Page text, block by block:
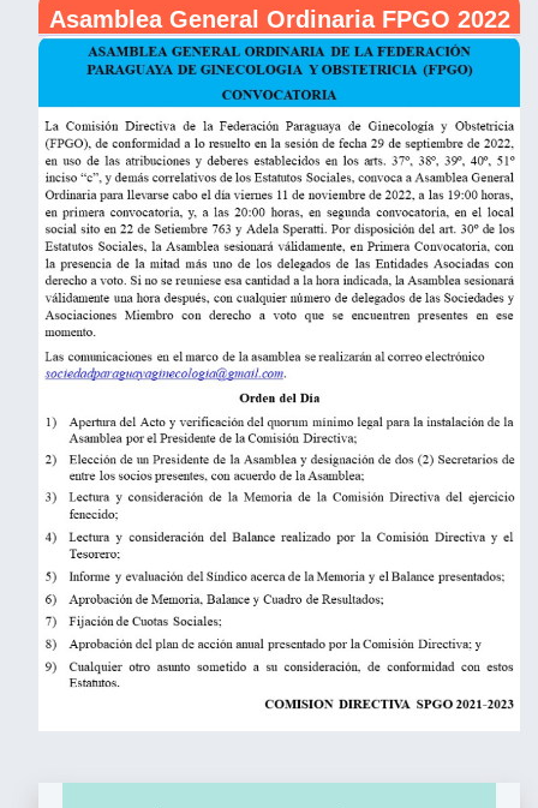
Asamblea General Ordinaria FPGO 2022